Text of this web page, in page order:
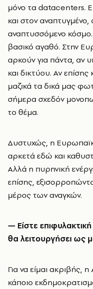
μόνο τα datacenters.
και στον
αναπτυσσόμενο
βασικό αγαθό. Στην
αρκούν για πάντα, αν
και δικτύου. Αν
μαζικά τα δικά μας
σήμερα σχεδόν
το θέμα.
Δυστυχώς, η
αρκετά εδώ και
Αλλά η πυρηνική
επίσης,
μέρος των αναγκών.
— Είστε
θα λειτουργήσει ως
Για να είμαι ακριβής,
κάποιο